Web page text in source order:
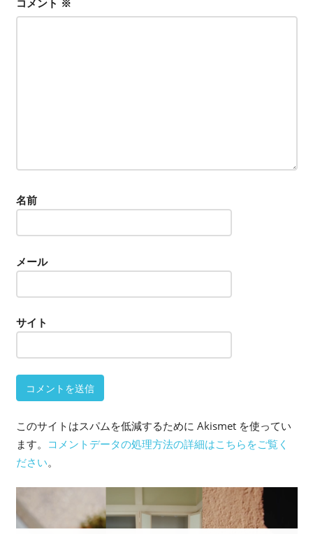
ン
名前
メール
サイト
このサイトはスパムを低減するために Akismet を使ってい
ます。 コメントデータの処理方法の詳細はこちらをご覧く
ださい。